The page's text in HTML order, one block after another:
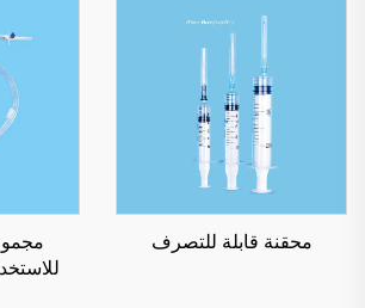
محقنة قابلة للتصرف